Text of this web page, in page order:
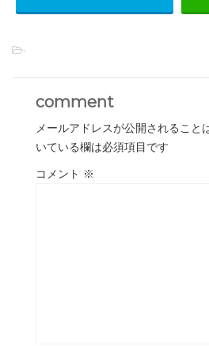
-
comment
メールアドレスが公開されること
いている欄は必須項目です
コメント ※